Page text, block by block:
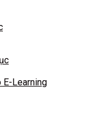
E-Learning